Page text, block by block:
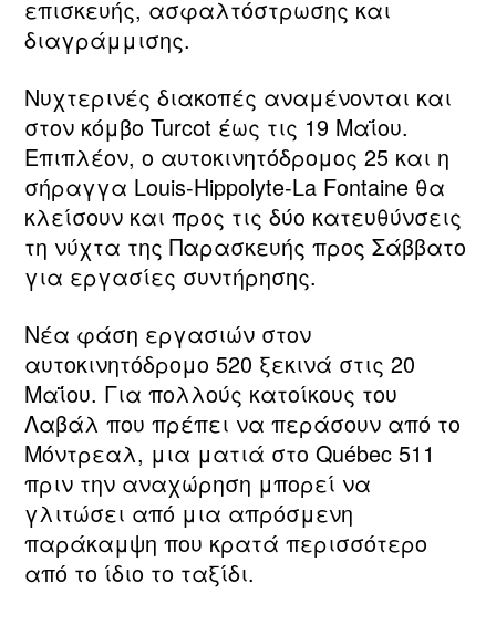
επισκευής, ασφαλτόστρωσης και
διαγράμμισης.
Νυχτερινές διακοπές αναμένονται και
στον κόμβο Turcot έως τις 19 Μαΐου.
Επιπλέον, ο αυτοκινητόδρομος 25 και η
σήραγγα Louis‑Hippolyte‑La Fontaine θα
κλείσουν και προς τις δύο κατευθύνσεις
τη νύχτα της Παρασκευής προς Σάββατο
για εργασίες συντήρησης.
Νέα φάση εργασιών στον
αυτοκινητόδρομο 520 ξεκινά στις 20
Μαΐου. Για πολλούς κατοίκους του
Λαβάλ που πρέπει να περάσουν από το
Μόντρεαλ, μια ματιά στο Québec 511
πριν την αναχώρηση μπορεί να
γλιτώσει από μια απρόσμενη
παράκαμψη που κρατά περισσότερο
από το ίδιο το ταξίδι.